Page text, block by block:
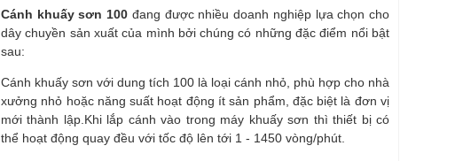
Cánh khuấy sơn 100 đang được nhiều doanh nghiệp lựa chọn cho
dây chuyền sản xuất của mình bởi chúng có những đặc điểm nổi bật
sau:
Cánh khuấy sơn với dung tích 100 là loại cánh nhỏ, phù hợp cho nhà
xưởng nhỏ hoặc năng suất hoạt động ít sản phẩm, đặc biệt là đơn vị
mới thành lập. Khi lắp cánh vào trong máy khuấy sơn thì thiết bị có
thể hoạt động quay đều với tốc độ lên tới 1 - 1450 vòng/phút.